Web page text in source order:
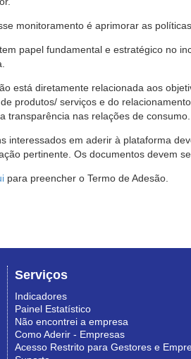
monitoramento é aprimorar as
papel fundamental e estratégico no
está diretamente relacionada aos
produtos/ serviços e do
transparência nas relações de consumo.
interessados em aderir à plataforma
pertinente. Os documentos devem
para preencher o Termo de Adesão.
Serviços
Indicadores
Painel Estatístico
Não encontrei a empresa
Como Aderir - Empresas
Acesso Restrito para Gestores e